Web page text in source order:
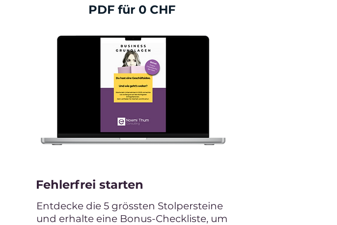
PDF für 0 CHF
Fehlerfrei starten
Entdecke die 5 grössten Stolpersteine
und erhalte eine Bonus-Checkliste, um